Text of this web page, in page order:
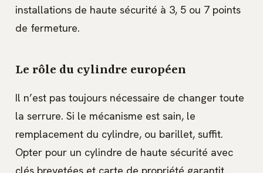
installations de haute sécurité à 3, 5 ou 7 points
de fermeture.
Le rôle du cylindre européen
Il n’est pas toujours nécessaire de changer toute
la serrure. Si le mécanisme est sain, le
remplacement du cylindre, ou barillet, suffit.
Opter pour un cylindre de haute sécurité avec